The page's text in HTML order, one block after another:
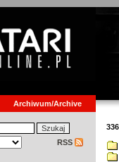
Archiwum/Archive
RSS
336